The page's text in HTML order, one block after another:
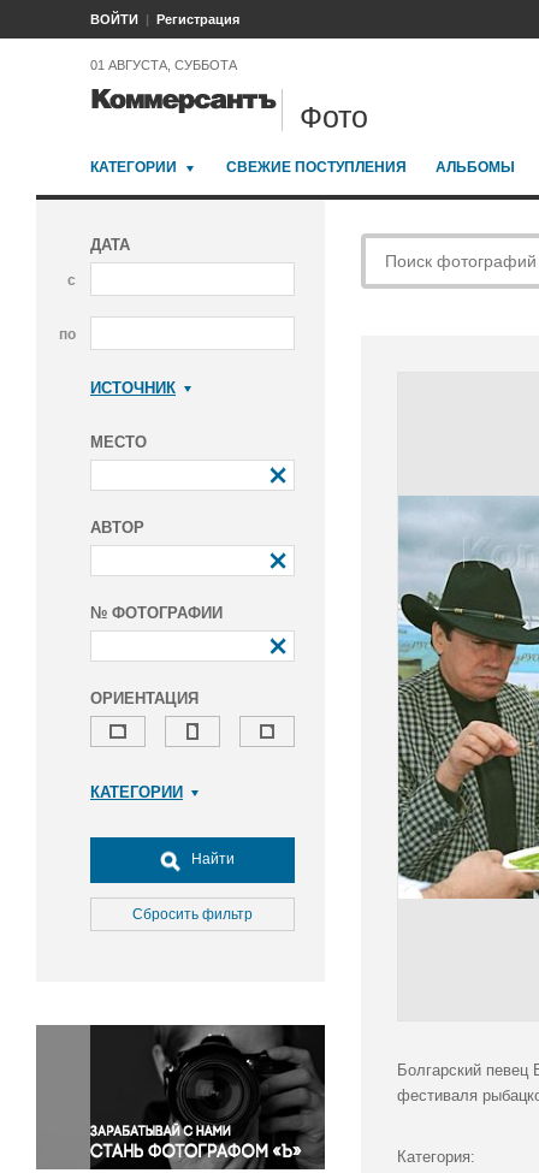
ВОЙТИ Регистрация
01 АВГУСТА, СУББОТА
Фото
КАТЕГОРИИ СВЕЖИЕ ПОСТУПЛЕНИЯ АЛЬБОМЫ
ДАТА
с
по
ИСТОЧНИК
МЕСТО
АВТОР
№ ФОТОГРАФИИ
ОРИЕНТАЦИЯ
КАТЕГОРИИ
Досуг, туризм и отдых
Культура
Медицина
Окружающая среда
Политика
Правосудие
Происшествия и конфликты
Религия
Найти
Сбросить фильтр
Болгарский
фестиваля
Категория: